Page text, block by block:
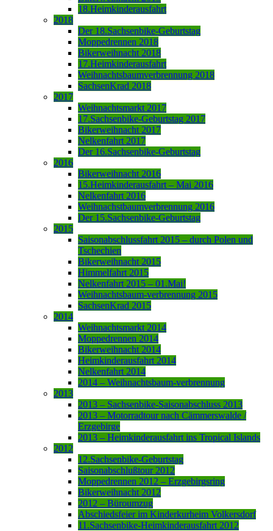
18.Heimkinderausfahrt
2018
Der 18.Sachsenbike-Geburtstag
Moppedrennen 2018
Bikerweihnacht 2018
17.Heimkinderausfahrt
Weihnachtsbaumverbrennung 2018
SachsenKrad 2018
2017
Weihnachtsmarkt 2017
17.Sachsenbike-Geburtstag 2017
Bikerweihnacht 2017
Nelkenfahrt 2017
Der 16.Sachsenbike-Geburtstag
2016
Bikerweihnacht 2016
15.Heimkinderausfahrt – Mai 2016
Nelkenfahrt 2016
Weihnachstbaumverbrennung 2016
Der 15.Sachsenbike-Geburtstag
2015
Saisonabschlussfahrt 2015 – durch Polen und
Tschechien
Bikerweihnacht 2015
Himmelfahrt 2015
Nelkenfahrt 2015 – 01.Mai!
Weihnachtsbaum-verbrennung 2015
SachsenKrad 2015
2014
Weihnachtsmarkt 2014
Moppedrennen 2014
Bikerweihnacht 2014
Heimkinderausfahrt 2014
Nelkenfahrt 2014
2014 – Weihnachtsbaum-verbrennung
2013
2013 – Sachsenbike-Saisonabschluss 2013
2013 – Motorradtour nach Cämmerswalde /
Erzgebirge
2013 – Heimkinderausfahrt ins Tropical Islands
2012
12.Sachsenbike-Geburtstag
Saisonabschlußtour 2012
Moppedrennen 2012 – Erzgebirgsring
Bikerweihnacht 2012
2012 – Büroumzug
Abschiedsfeier im Kinderkurheim Volkersdorf
11.Sachsenbike-Heimkinderausfahrt 2012